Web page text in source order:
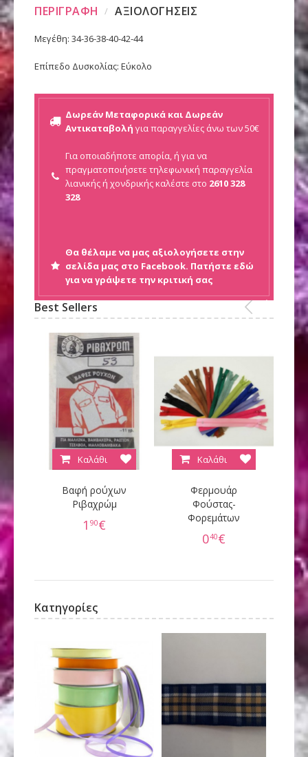
ΠΕΡΙΓΡΑΦΗ ΑΞΙΟΛΟΓΗΣΕΙΣ
Μεγέθη: 34-36-38-40-42-44
Επίπεδο Δυσκολίας: Εύκολο
Δωρεάν Μεταφορικά και Δωρεάν
Αντικαταβολή για παραγγελίες άνω των 50€
Για οποιαδήποτε απορία, ή για να
πραγματοποιήσετε τηλεφωνική παραγγελία
λιανικής ή χονδρικής καλέστε στο 2610 328
328
Θα θέλαμε να μας αξιολογήσετε στην
σελίδα μας στο Facebook. Πατήστε εδώ
για να γράψετε την κριτική σας
Best Sellers
Βαφή ρούχων
Ριβαχρώμ
1 90€
Καλάθι
Φερμουάρ
Φούστας-
Φορεμάτων
040€
Καλάθι
Κατηγορίες